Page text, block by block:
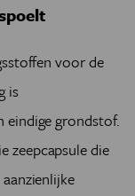
voor de
is
eindige grondstof.
zeepcapsule die